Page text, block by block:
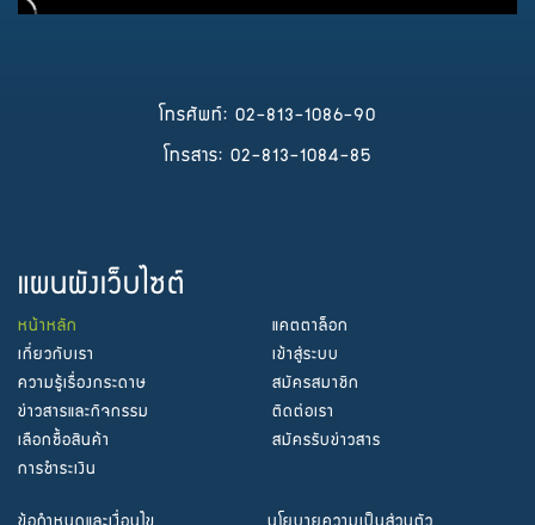
โทรศัพท์: 02-813-1086-90
โทรสาร: 02-813-1084-85
แผนผังเว็บไซต์
หน้าหลัก
เกี่ยวกับเรา
ความรู้เรื่องกระดาษ
ข่าวสารและกิจกรรม
เลือกซื้อสินค้า
การชำระเงิน
แคตตาล็อก
เข้าสู่ระบบ
สมัครสมาชิก
ติดต่อเรา
สมัครรับข่าวสาร